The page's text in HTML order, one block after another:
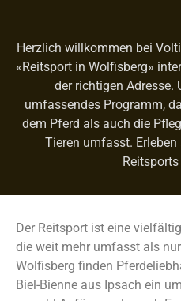
Herzlich willkommen bei
«Reitsport in Wolfisberg»
der richtigen Adresse.
umfassendes Programm,
dem Pferd als auch die
Tieren umfasst.
Der Reitsport ist eine
die weit mehr umfasst als
Wolfisberg finden
Biel-Bienne aus Ipsach ein